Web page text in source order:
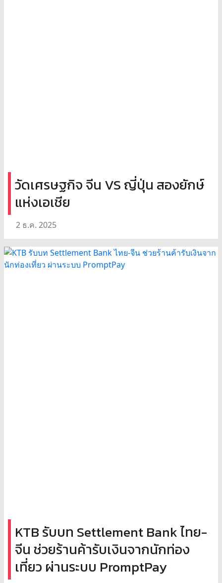
วัดเศรษฐกิจ จีน VS ญี่ปุ่น สองยักษ์
แห่งเอเชีย
2 ธ.ค. 2025
KTB รับบท Settlement Bank ไทย-
จีน ช่วยร้านค้ารับเงินจากนักท่อง
เที่ยว ผ่านระบบ PromptPay